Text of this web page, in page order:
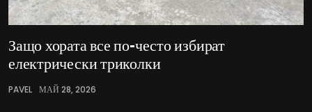
Защо хората все по-често избират
електрически триколки
PAVEL МАЙ 28, 2026